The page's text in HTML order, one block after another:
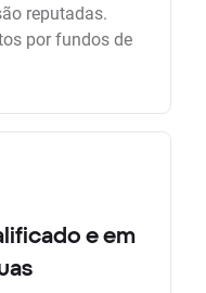
reputadas.
por fundos de
e em